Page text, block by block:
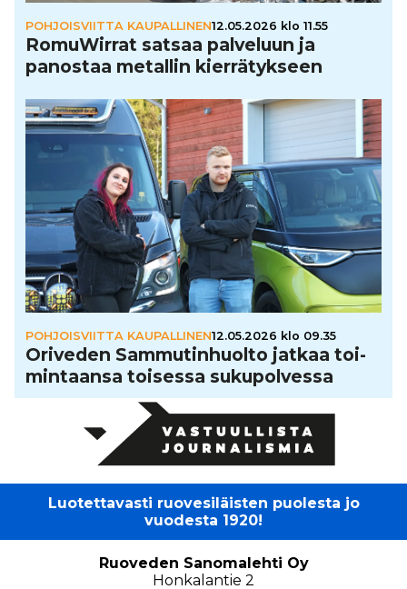
POHJOISVIITTA KAUPALLINEN12.05.2026 klo 11.55
Romu­Wir­rat satsaa palveluun ja
panostaa metallin kier­rä­tyk­seen
POHJOISVIITTA KAUPALLINEN12.05.2026 klo 09.35
Oriveden Sam­mu­tin­huolto jatkaa toi­
min­taansa toisessa suku­pol­vessa
Luotettavasti ruovesiläisten puolesta jo
vuodesta 1920!
Ruoveden Sanomalehti Oy
Honkalantie 2